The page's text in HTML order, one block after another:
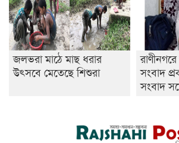
জলভরা মাঠে মাছ ধরার
উৎসবে মেতেছে শিশুরা
সংবাদ
সংবাদ